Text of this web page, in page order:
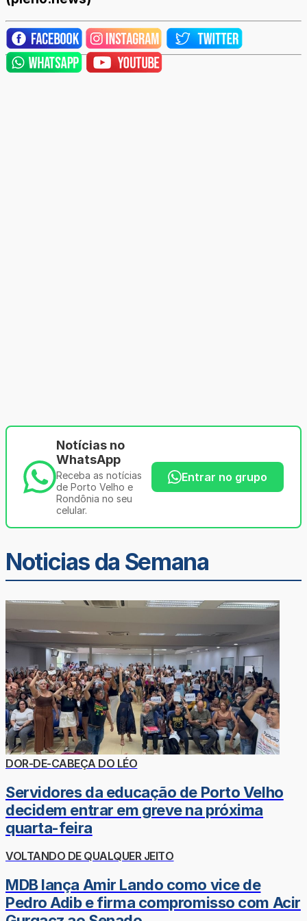
Notícias no
WhatsApp
Receba as notícias
de Porto Velho e
Rondônia no seu
celular.
Entrar no grupo
Noticias da Semana
DOR-DE-CABEÇA DO LÉO
Servidores da educação de Porto Velho
decidem entrar em greve na próxima
quarta-feira
VOLTANDO DE QUALQUER JEITO
MDB lança Amir Lando como vice de
Pedro Adib e firma compromisso com Acir